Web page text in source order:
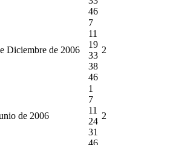
46
Diciembre de 2006
7
11
19
33
38
46
2
de 2006
1
7
11
24
31
46
2